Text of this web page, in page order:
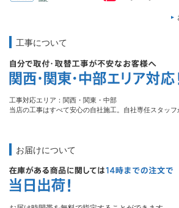
工事について
工事対応エリア：関西・関東・中部
当店の工事はすべて安心の自社施工。自社専任スタッフ
お届けについて